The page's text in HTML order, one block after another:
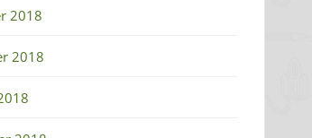
2018
2018